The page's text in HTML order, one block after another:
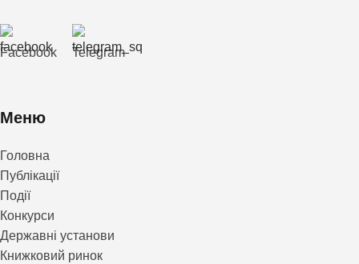
Facebook Telegram
Меню
Головна
Публікації
Події
Конкурси
Державні установи
Книжковий ринок